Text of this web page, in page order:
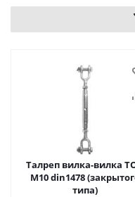
Талреп вилка-вилка
М10 din1478
типа)